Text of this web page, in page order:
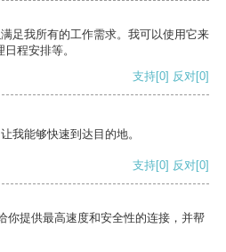
足我所有的工作需求。我可以使用它来
程安排等。
支持[0] 反对[0]
我能够快速到达目的地。
支持[0] 反对[0]
你提供最高速度和安全性的连接，并帮